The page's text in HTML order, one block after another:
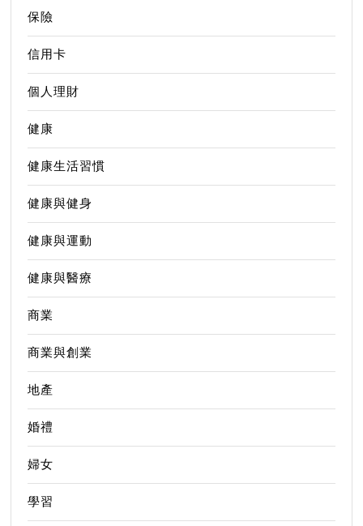
保險
信用卡
個人理財
健康
健康生活習慣
健康與健身
健康與運動
健康與醫療
商業
商業與創業
地產
婚禮
婦女
學習